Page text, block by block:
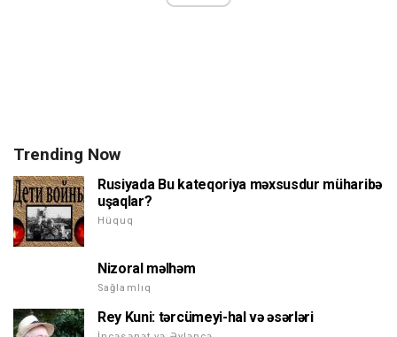
Trending Now
Rusiyada Bu kateqoriya məxsusdur müharibə
uşaqlar?
Hüquq
Nizoral məlhəm
Sağlamlıq
Rey Kuni: tərcümeyi-hal və əsərləri